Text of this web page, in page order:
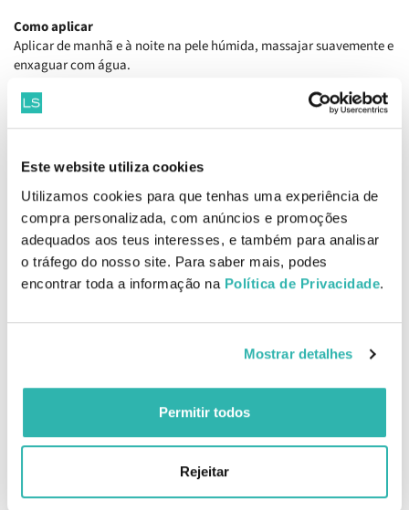
Este website utiliza cookies
Utilizamos cookies para que tenhas uma experiência de
compra personalizada, com anúncios e promoções
adequados aos teus interesses, e também para analisar
o tráfego do nosso site. Para saber mais, podes
encontrar toda a informação na Política de Privacidade.
Mostrar detalhes
Permitir todos
Rejeitar
Como aplicar
Aplicar de manhã e à noite na pele húmida, massajar suavemente e
enxaguar com água.
Ingredientes
Aqua/Eau Uriage, Polysorbate 20, Poloxamer 184, Caprylyl/Capryl
Biguanide, Parfum (Fragrance), Pentylene Glycol, Citric Acid, Lens
Benzoate.
EAN: 3661434009341
Comentários
Uriage Hyseac Hydra
15g